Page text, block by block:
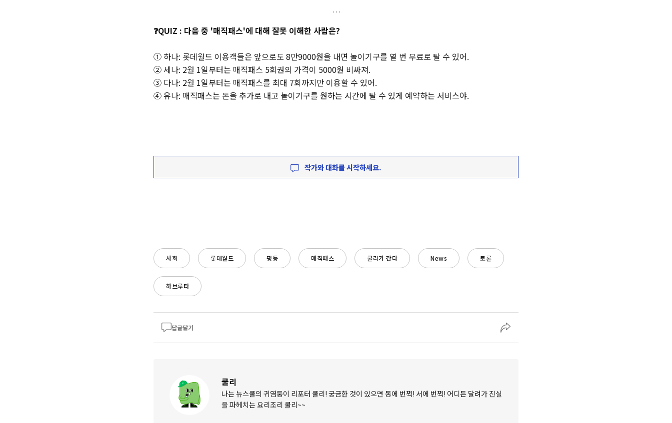
❓QUIZ : 다음 중 '매직패스'에 대해 잘못 이해한 사람은?
① 하나: 롯데월드 이용객들은 앞으로도 8만9000원을 내면 놀이기구를 열 번 무료로 탈 수 있어.
② 세나: 2월 1일부터는 매직패스 5회권의 가격이 5000원 비싸져.
③ 다나: 2월 1일부터는 매직패스를 최대 7회까지만 이용할 수 있어.
④ 유나: 매직패스는 돈을 추가로 내고 놀이기구를 원하는 시간에 탈 수 있게 예약하는 서비스야.
작가와 대화를 시작하세요.
사회 롯데월드 평등 매직패스 쿨리가 간다 News 토론
하브루타
답글달기
쿨리
나는 뉴스쿨의 귀염둥이 리포터 쿨리! 궁금한 것이 있으면 동에 번쩍! 서에 번쩍! 어디든 달려가 진실
을 파헤치는 요리조리 쿨리~~